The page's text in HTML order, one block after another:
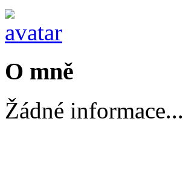
O mně
Žádné informace...